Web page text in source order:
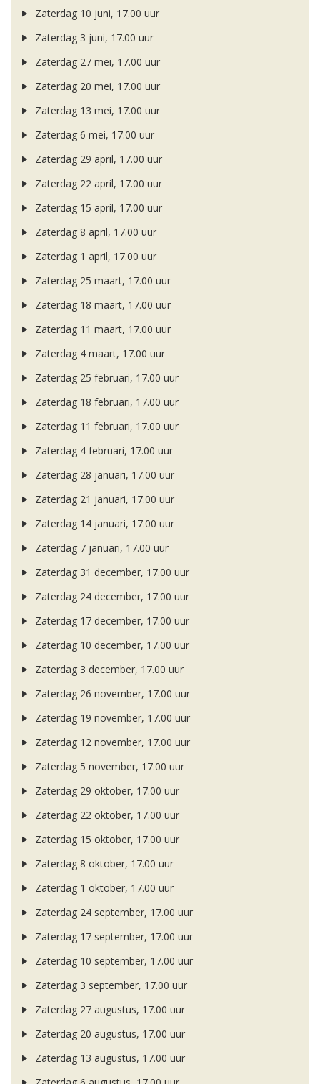
Zaterdag 10 juni, 17.00 uur
Zaterdag 3 juni, 17.00 uur
Zaterdag 27 mei, 17.00 uur
Zaterdag 20 mei, 17.00 uur
Zaterdag 13 mei, 17.00 uur
Zaterdag 6 mei, 17.00 uur
Zaterdag 29 april, 17.00 uur
Zaterdag 22 april, 17.00 uur
Zaterdag 15 april, 17.00 uur
Zaterdag 8 april, 17.00 uur
Zaterdag 1 april, 17.00 uur
Zaterdag 25 maart, 17.00 uur
Zaterdag 18 maart, 17.00 uur
Zaterdag 11 maart, 17.00 uur
Zaterdag 4 maart, 17.00 uur
Zaterdag 25 februari, 17.00 uur
Zaterdag 18 februari, 17.00 uur
Zaterdag 11 februari, 17.00 uur
Zaterdag 4 februari, 17.00 uur
Zaterdag 28 januari, 17.00 uur
Zaterdag 21 januari, 17.00 uur
Zaterdag 14 januari, 17.00 uur
Zaterdag 7 januari, 17.00 uur
Zaterdag 31 december, 17.00 uur
Zaterdag 24 december, 17.00 uur
Zaterdag 17 december, 17.00 uur
Zaterdag 10 december, 17.00 uur
Zaterdag 3 december, 17.00 uur
Zaterdag 26 november, 17.00 uur
Zaterdag 19 november, 17.00 uur
Zaterdag 12 november, 17.00 uur
Zaterdag 5 november, 17.00 uur
Zaterdag 29 oktober, 17.00 uur
Zaterdag 22 oktober, 17.00 uur
Zaterdag 15 oktober, 17.00 uur
Zaterdag 8 oktober, 17.00 uur
Zaterdag 1 oktober, 17.00 uur
Zaterdag 24 september, 17.00 uur
Zaterdag 17 september, 17.00 uur
Zaterdag 10 september, 17.00 uur
Zaterdag 3 september, 17.00 uur
Zaterdag 27 augustus, 17.00 uur
Zaterdag 20 augustus, 17.00 uur
Zaterdag 13 augustus, 17.00 uur